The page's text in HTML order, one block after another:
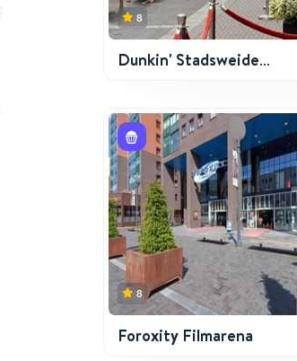
8
Dunkin' Stadsweide
8
Foroxity Filmarena